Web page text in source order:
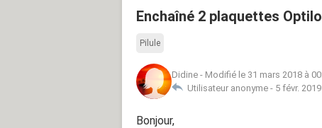
Enchaîné 2 plaquettes
Pilule
Didine - Modifié le 31 mars 2018 à
Utilisateur anonyme - 5 févr.
Bonjour,